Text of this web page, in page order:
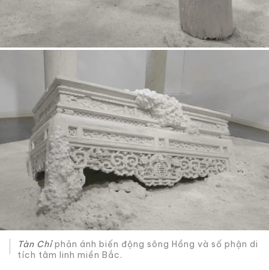
Tàn Chỉphản ánh biến động sông Hồng và số phận di
tích tâm linh miền Bắc.